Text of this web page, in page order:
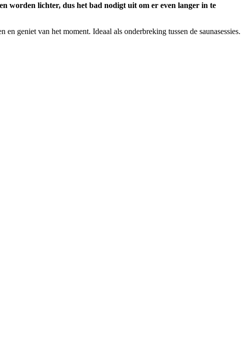
worden lichter, dus het bad nodigt uit om er even langer in te
geniet van het moment. Ideaal als onderbreking tussen de saunasessies.